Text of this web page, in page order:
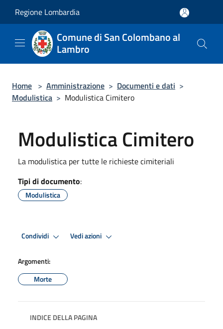
Regione Lombardia
Comune di San Colombano al
Lambro
Home > Amministrazione > Documenti e dati >
Modulistica > Modulistica Cimitero
Modulistica Cimitero
La modulistica per tutte le richieste cimiteriali
Tipi di documento:
Modulistica
Condividi Vedi azioni
Argomenti:
Morte
INDICE DELLA PAGINA